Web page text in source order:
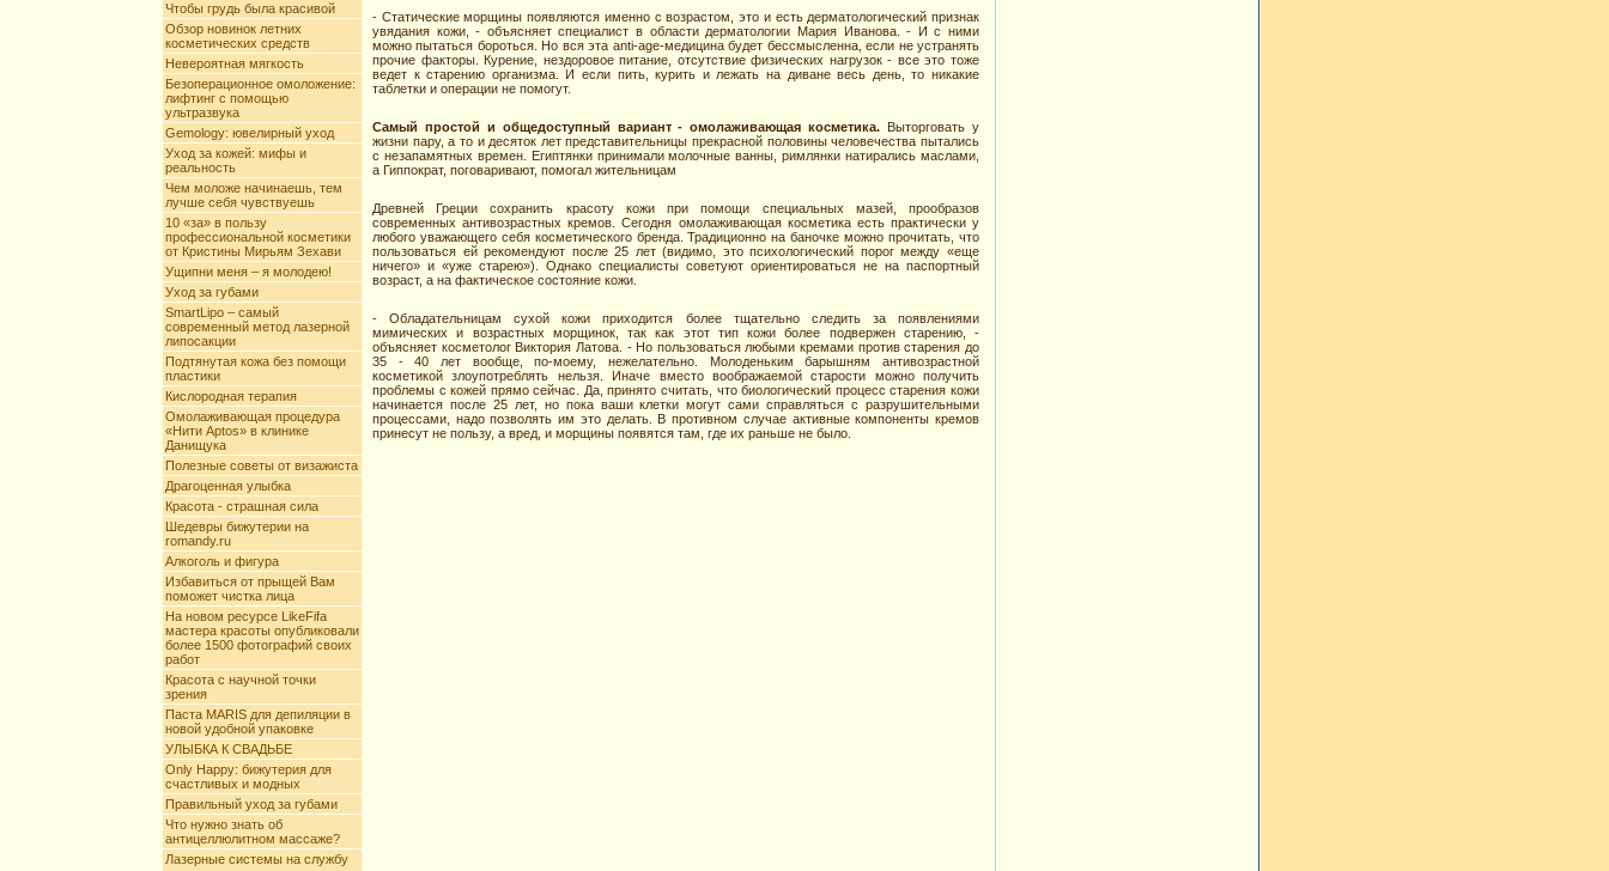
Чтобы грудь была красивой
Обзор новинок летних
косметических средств
Невероятная мягкость
Безоперационное омоложение:
лифтинг с помощью
ультразвука
Gemology: ювелирный уход
Уход за кожей: мифы и
реальность
Чем моложе начинаешь, тем
лучше себя чувствуешь
10 «за» в пользу
профессиональной косметики
от Кристины Мирьям Зехави
Ущипни меня – я молодею!
Уход за губами
SmartLipo – самый
современный метод лазерной
липосакции
Подтянутая кожа без помощи
пластики
Кислородная терапия
Омолаживающая процедура
«Нити Aptos» в клинике
Данищука
Полезные советы от визажиста
Драгоценная улыбка
Красота - страшная сила
Шедевры бижутерии на
romandy.ru
Алкоголь и фигура
Избавиться от прыщей Вам
поможет чистка лица
На новом ресурсе LikeFifa
мастера красоты опубликовали
более 1500 фотографий своих
работ
Красота с научной точки
зрения
Паста MARIS для депиляции в
новой удобной упаковке
УЛЫБКА К СВАДЬБЕ
Only Happy: бижутерия для
счастливых и модных
Правильный уход за губами
Что нужно знать об
антицеллюлитном массаже?
Лазерные системы на службу
- Статические морщины появляются именно с возрастом, это и есть дерматологический признак
увядания кожи, - объясняет специалист в области дерматологии Мария Иванова. - И с ними
можно пытаться бороться. Но вся эта anti-age-медицина будет бессмысленна, если не устранять
прочие факторы. Курение, нездоровое питание, отсутствие физических нагрузок - все это тоже
ведет к старению организма. И если пить, курить и лежать на диване весь день, то никакие
таблетки и операции не помогут.
Самый простой и общедоступный вариант - омолаживающая косметика. Выторговать у
жизни пару, а то и десяток лет представительницы прекрасной половины человечества пытались
с незапамятных времен. Египтянки принимали молочные ванны, римлянки натирались маслами,
а Гиппократ, поговаривают, помогал жительницам
Древней Греции сохранить красоту кожи при помощи специальных мазей, прообразов
современных антивозрастных кремов. Сегодня омолаживающая косметика есть практически у
любого уважающего себя косметического бренда. Традиционно на баночке можно прочитать, что
пользоваться ей рекомендуют после 25 лет (видимо, это психологический порог между «еще
ничего» и «уже старею»). Однако специалисты советуют ориентироваться не на паспортный
возраст, а на фактическое состояние кожи.
- Обладательницам сухой кожи приходится более тщательно следить за появлениями
мимических и возрастных морщинок, так как этот тип кожи более подвержен старению, -
объясняет косметолог Виктория Латова. - Но пользоваться любыми кремами против старения до
35 - 40 лет вообще, по-моему, нежелательно. Молоденьким барышням антивозрастной
косметикой злоупотреблять нельзя. Иначе вместо воображаемой старости можно получить
проблемы с кожей прямо сейчас. Да, принято считать, что биологический процесс старения кожи
начинается после 25 лет, но пока ваши клетки могут сами справляться с разрушительными
процессами, надо позволять им это делать. В противном случае активные компоненты кремов
принесут не пользу, а вред, и морщины появятся там, где их раньше не было.